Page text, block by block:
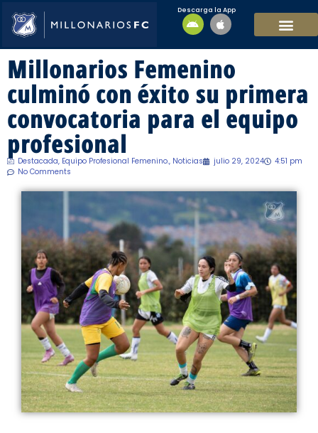
Descarga la App
Millonarios Femenino
culminó con éxito su primera
convocatoria para el equipo
profesional
Destacada, Equipo Profesional Femenino., Noticias julio 29, 2024
4:51 pm
No Comments